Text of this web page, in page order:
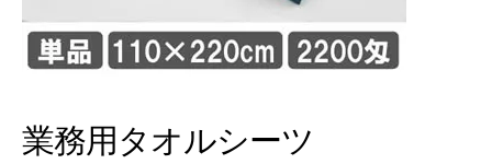
業務用タオルシーツ